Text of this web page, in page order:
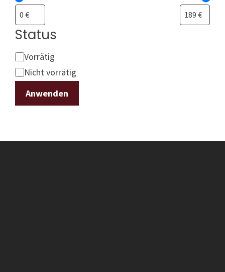
Status
Status
Vorrätig
Nicht vorrätig
Anwenden